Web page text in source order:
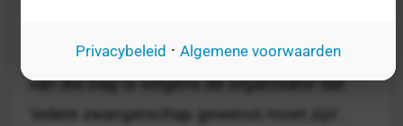
Dag van de Anticonceptie plaats. Het doel
van die Dag is volgens de organisator dat
'iedere zwangerschap gewenst moet zijn'.
Privacybeleid · Algemene voorwaarden